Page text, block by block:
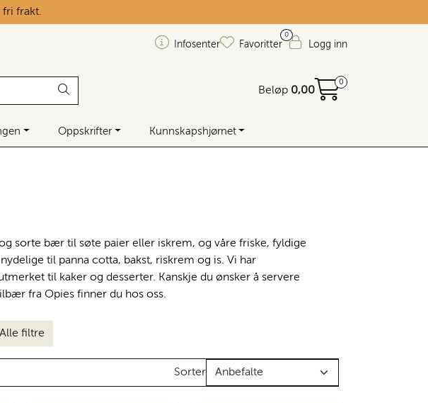
fri frakt.
Infosenter
0
Favoritter Logg inn
Beløp 0,00
0
Oppskrifter Kunnskapshjørnet
sorte bær til søte paier eller iskrem, og våre friske, fyldige
til panna cotta, bakst, riskrem og is. Vi har
til kaker og desserter. Kanskje du ønsker å servere
fra Opies finner du hos oss.
filtre
Sorter